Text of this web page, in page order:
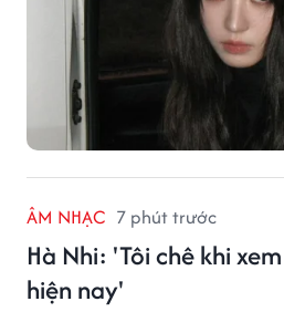
ÂM NHẠC 7 phút trước
Hà Nhi: 'Tôi chê khi
hiện nay'